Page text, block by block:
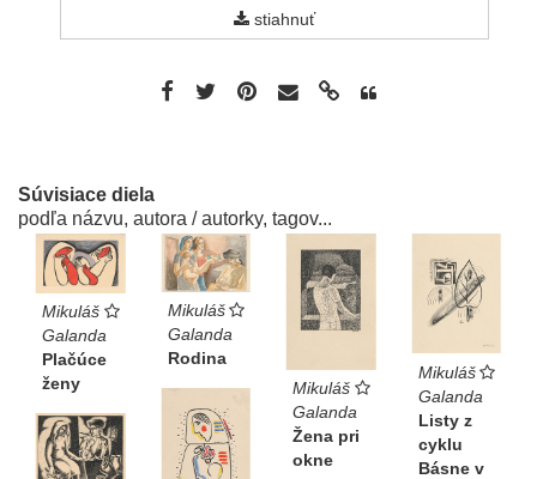
stiahnuť
Súvisiace diela
podľa názvu, autora / autorky, tagov...
Mikuláš
Galanda
Plačúce
ženy
Mikuláš
Galanda
Rodina
Mikuláš
Galanda
Žena pri
okne
Mikuláš
Galanda
Listy z
cyklu
Básne v